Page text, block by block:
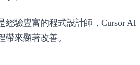
經驗豐富的程式設計師，Cursor AI
帶來顯著改善。